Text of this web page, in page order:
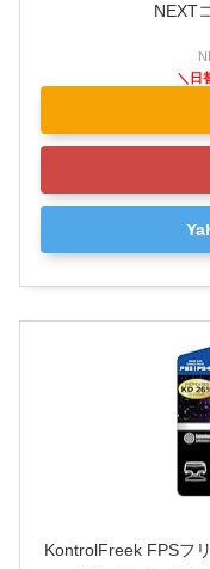
NEXT
KontrolFreek FPSフ